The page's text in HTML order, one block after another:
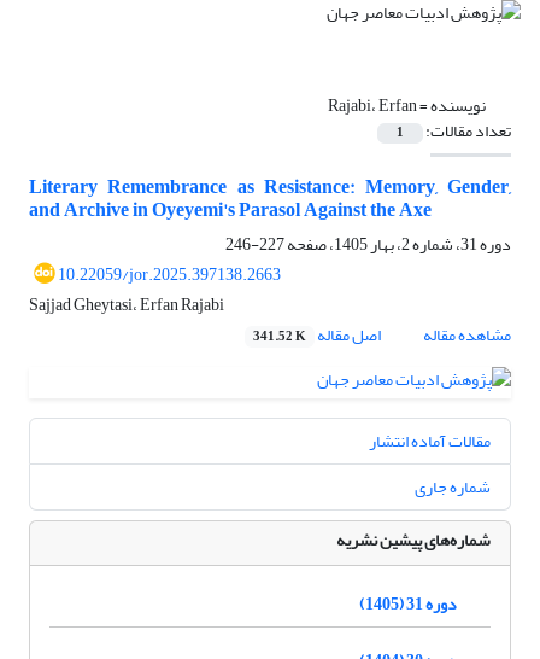
نویسنده =Rajabi، Erfan
تعداد مقالات: 1
Literary Remembrance as Resistance: Memory, Gender,
and Archive in Oyeyemi's Parasol Against the Axe
دوره 31، شماره 2، بهار 1405، صفحه
227-246
10.22059/jor.2025.397138.2663
Sajjad Gheytasi، Erfan Rajabi
مشاهده مقاله
اصل مقاله 341.52 K
مقالات آماده انتشار
شماره جاری
شماره‌های پیشین نشریه
دوره 31 (1405)